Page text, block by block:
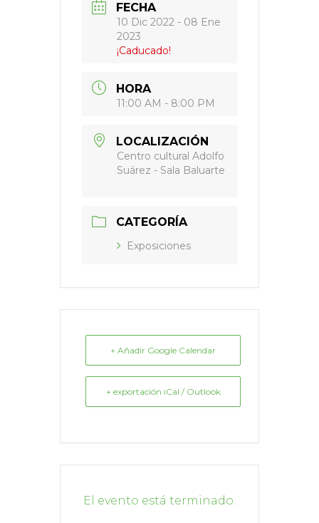
FECHA
10 Dic 2022 - 08 Ene
2023
¡Caducado!
HORA
11:00 AM - 8:00 PM
LOCALIZACIÓN
Centro cultural Adolfo
Suárez - Sala Baluarte
CATEGORÍA
Exposiciones
+ Añadir Google Calendar
+ exportación iCal / Outlook
El evento está terminado.